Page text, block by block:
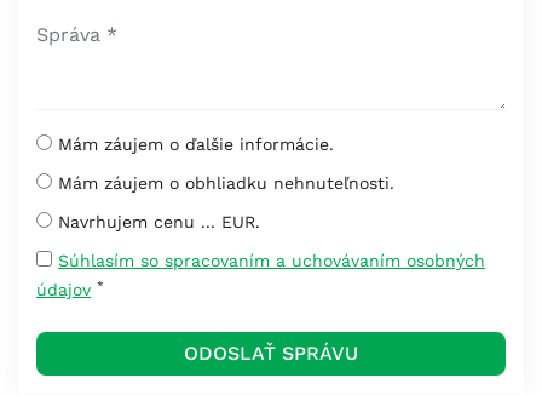
Mám záujem o ďalšie informácie.
Mám záujem o obhliadku nehnuteľnosti.
Navrhujem cenu ... EUR.
Súhlasím so spracovaním a uchovávaním osobných
údajov *